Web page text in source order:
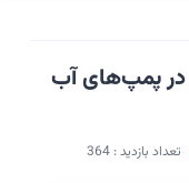
پمپ‌های آب
تعداد بازدید : 364